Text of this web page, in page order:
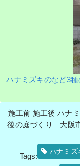
ハナミズキのなど3
施工前 施工後 ハナ
後の庭づくり 大阪
Tags:
ハナミズ